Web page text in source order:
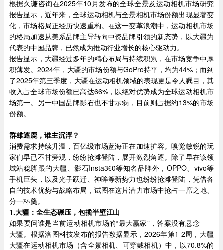
根据久谦咨询在2025年10月发布的全球全景及运动相机市场研究
报告显示，近年来，全球运动相机与全景相机市场份额出现显著变
化，市场格局正经历快速重构。在这一变革浪潮中，运动相机市场
的格局加速从美系品牌主导转向中资品牌引领的新态势，以大疆为
代表的中国品牌，已然成为推动行业增长的核心驱动力。
报告显示，大疆经过多年的精心布局与持续积累，在市场竞争中厚
积薄发。2024年，大疆的市场份额与GoPro持平，均为44%；而到
了2025年第三季度，大疆在运动相机领域的表现更是令人瞩目，其
收入占全球市场份额已高达66%，以绝对优势成为全球运动相机市
场第一。另一中国品牌影石也不甘示弱，目前则占据约13%的市场
份额。
群雄逐鹿，谁主沉浮？
消费需求持续升温，百亿级市场蓝海正在加速扩容。嗅觉敏锐的玩
家们早已不甘旁观，纷纷抢滩登陆，展开激烈角逐。除了早在该领
域站稳脚跟的大疆、影石Insta360等知名品牌外，OPPO、vivo等
手机巨头，以及光子跃迁、神眸等新势力也纷纷抢滩登陆，凭借各
自的技术优势与战略布局，试图在这片潜力市场中抢占一席之地、
分一杯羹。
1.大疆：全生态碾压，包揽半壁江山
如果要问谁是当前运动相机市场的“最大赢家”，答案没有悬念——
大疆。根据洛图科技发布的报告数据显示，2026年第1-2周，大疆
大疆在运动相机市场（含全景相机、可穿戴相机）中，以70.8%的